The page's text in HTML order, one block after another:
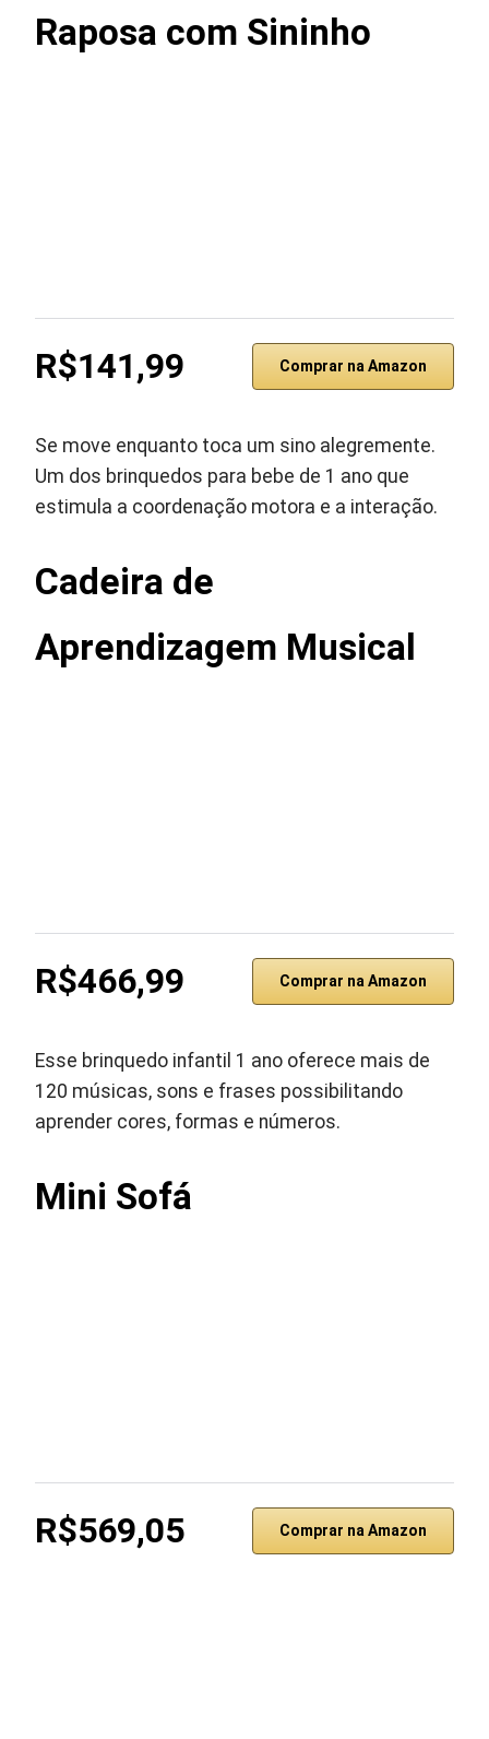
Raposa com Sininho
R$141,99 Comprar na Amazon
Se move enquanto toca um sino alegremente.
Um dos brinquedos para bebe de 1 ano que
estimula a coordenação motora e a interação.
Cadeira de
Aprendizagem Musical
R$466,99 Comprar na Amazon
Esse brinquedo infantil 1 ano oferece mais de
120 músicas, sons e frases possibilitando
aprender cores, formas e números.
Mini Sofá
R$569,05 Comprar na Amazon